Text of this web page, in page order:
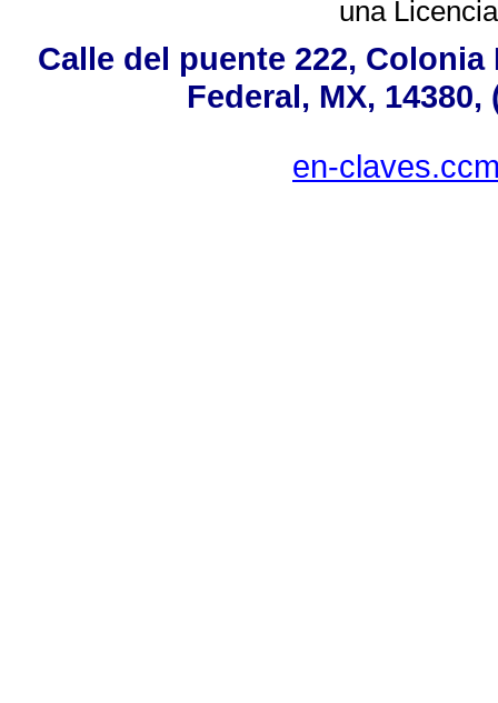
una
Calle del puente 222,
Federal, MX, 14380,
en-